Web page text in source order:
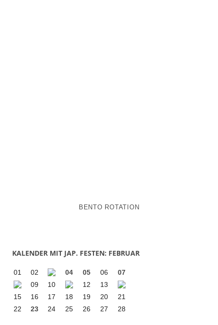
BENTO ROTATION
KALENDER MIT JAP. FESTEN: FEBRUAR
01 02 04 05 06
07
09
10 12
13
15
16 17 18 19 20
21
22
23 24 25 26 27 28